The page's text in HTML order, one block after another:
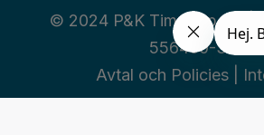
© 2024 P&K TimeApp AB |
556460-3669
Avtal och Policies|